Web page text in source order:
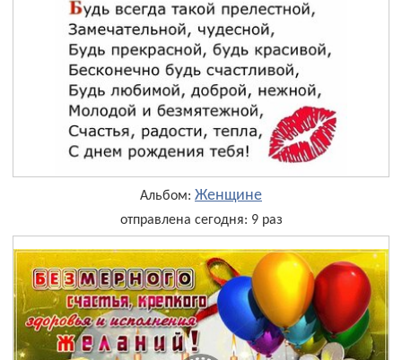
Альбом: Женщине
отправлена сегодня: 9 раз